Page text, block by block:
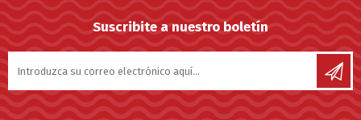
Suscribite a nuestro boletín